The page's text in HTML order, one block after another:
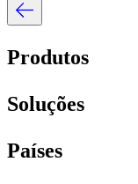
Produtos​​
Soluções​​
Países​​